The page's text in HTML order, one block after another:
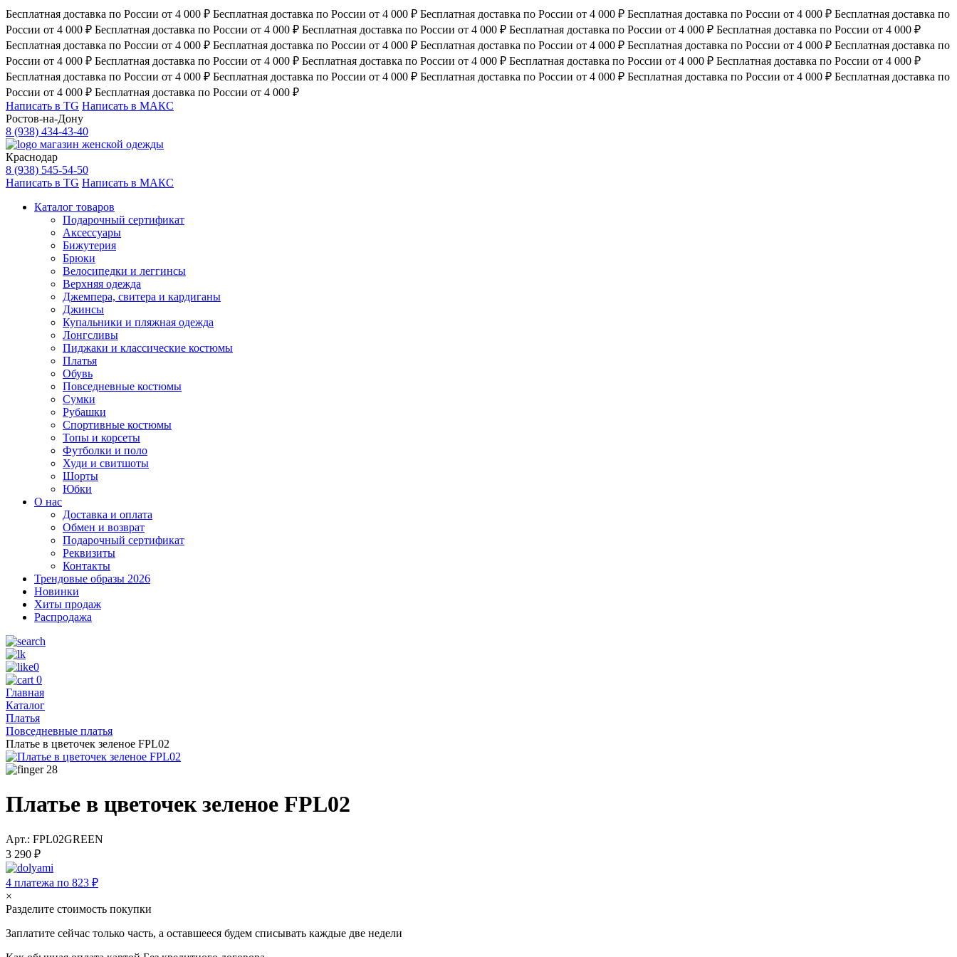
Бесплатная доставка по России от 4 000 ₽ Бесплатная доставка по России от 4 000 ₽ Бесплатная доставка по России от 4 000 ₽ Бесплатная доставка по России от 4 000 ₽ Бесплатная доставка по
России от 4 000 ₽ Бесплатная доставка по России от 4 000 ₽ Бесплатная доставка по России от 4 000 ₽ Бесплатная доставка по России от 4 000 ₽ Бесплатная доставка по России от 4 000 ₽
Бесплатная доставка по России от 4 000 ₽ Бесплатная доставка по России от 4 000 ₽ Бесплатная доставка по России от 4 000 ₽ Бесплатная доставка по России от 4 000 ₽ Бесплатная доставка по
России от 4 000 ₽ Бесплатная доставка по России от 4 000 ₽ Бесплатная доставка по России от 4 000 ₽ Бесплатная доставка по России от 4 000 ₽ Бесплатная доставка по России от 4 000 ₽
Бесплатная доставка по России от 4 000 ₽ Бесплатная доставка по России от 4 000 ₽ Бесплатная доставка по России от 4 000 ₽ Бесплатная доставка по России от 4 000 ₽ Бесплатная доставка по
России от 4 000 ₽ Бесплатная доставка по России от 4 000 ₽
Написать в TG Написать в МАКС
Ростов-на-Дону
8 (938) 434-43-40
магазин женской одежды
Краснодар
8 (938) 545-54-50
Написать в TG Написать в МАКС
Каталог товаров
Подарочный сертификат
Аксессуары
Бижутерия
Брюки
Велосипедки и леггинсы
Верхняя одежда
Джемпера, свитера и кардиганы
Джинсы
Купальники и пляжная одежда
Лонгсливы
Пиджаки и классические костюмы
Платья
Обувь
Повседневные костюмы
Сумки
Рубашки
Спортивные костюмы
Топы и корсеты
Футболки и поло
Худи и свитшоты
Шорты
Юбки
О нас
Доставка и оплата
Обмен и возврат
Подарочный сертификат
Реквизиты
Контакты
Трендовые образы 2026
Новинки
Хиты продаж
Распродажа
0
0
Главная
Каталог
Платья
Повседневные платья
Платье в цветочек зеленое FPL02
28
Платье в цветочек зеленое FPL02
Арт.: FPL02GREEN
3 290 ₽
4 платежа по 823 ₽
×
Разделите стоимость покупки
Заплатите сейчас только часть, а оставшееся будем списывать каждые две недели